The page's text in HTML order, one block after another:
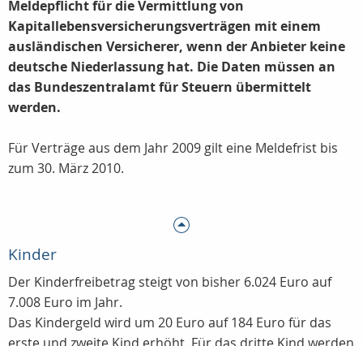
Meldepflicht für die Vermittlung von
Kapitallebensversicherungsverträgen mit einem
ausländischen Versicherer, wenn der Anbieter keine
deutsche Niederlassung hat. Die Daten müssen an
das Bundeszentralamt für Steuern übermittelt
werden.
Für Verträge aus dem Jahr 2009 gilt eine Meldefrist bis
zum 30. März 2010.
Kinder
Der Kinderfreibetrag steigt von bisher 6.024 Euro auf
7.008 Euro im Jahr.
Das Kindergeld wird um 20 Euro auf 184 Euro für das